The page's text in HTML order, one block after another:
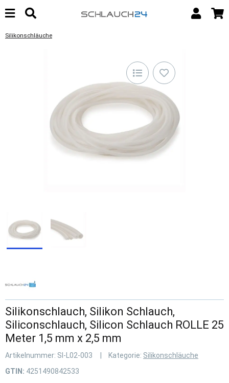
Silikonschläuche
Silikonschlauch, Silikon Schlauch,
Siliconschlauch, Silicon Schlauch ROLLE 25
Meter 1,5 mm x 2,5 mm
Artikelnummer: SI-L02-003 Kategorie: Silikonschläuche
GTIN: 4251490842533